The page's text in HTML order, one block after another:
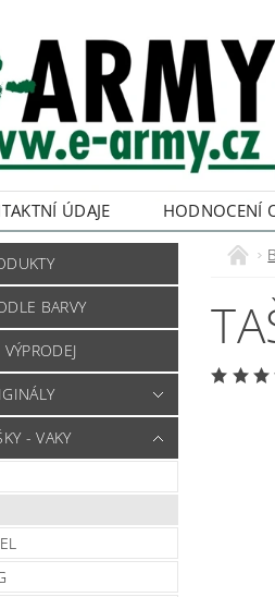
ÚDAJE HODNOCENÍ
BARVY
- VAKY